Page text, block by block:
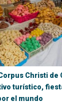
Christi de
turístico,
el mundo